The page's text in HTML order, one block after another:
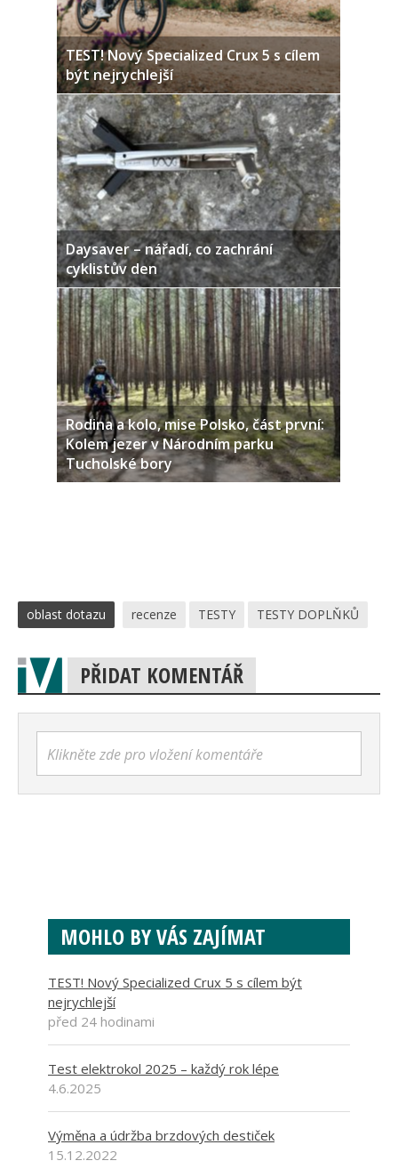
TEST! Nový Specialized Crux 5 s cílem
být nejrychlejší
Daysaver – nářadí, co zachrání
cyklistův den
Rodina a kolo, mise Polsko, část první:
Kolem jezer v Národním parku
Tucholské bory
oblast dotazu recenze TESTY TESTY DOPLŇKŮ
PŘIDAT KOMENTÁŘ
Klikněte zde pro vložení komentáře
MOHLO BY VÁS ZAJÍMAT
TEST! Nový Specialized Crux 5 s cílem být
nejrychlejší
před 24 hodinami
Test elektrokol 2025 – každý rok lépe
4.6.2025
Výměna a údržba brzdových destiček
15.12.2022